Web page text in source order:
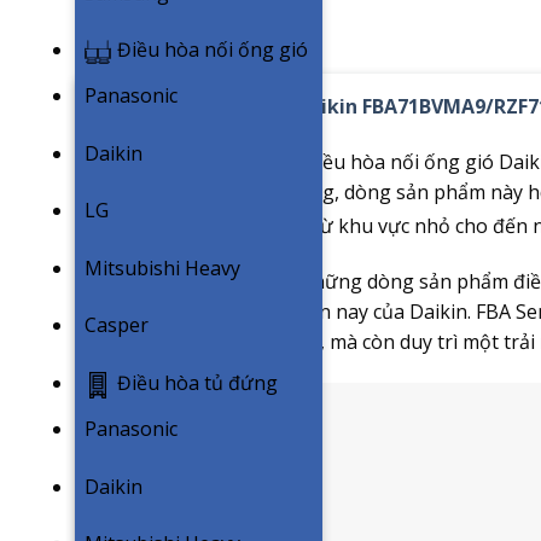
Điều hòa nối ống gió
Panasonic
Daikin
LG
Mitsubishi Heavy
Casper
Điều hòa tủ đứng
Panasonic
Daikin
Điều hoà nối ống gió Daikin FBA71BVMA9/
FBA Series – phiên bản điều hòa nối ống gió
hữu dải công suất đa dạng, dòng sản phẩm
các không gian đa dạng từ khu vực nhỏ cho đến
Đây cũng là một trong những dòng sản phẩm
Inverter cao cấp nhất hiện nay của Daikin. FBA
năng tiết kiệm điện năng, mà còn duy trì một